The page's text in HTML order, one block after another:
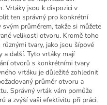
Vrtáky jsou k dispozici v
ten správný pro konkrétní
průměrem, takže si můžete
velikosti otvoru. Kromě toho
tvary, jako jsou šípové
a další. Tyto vrtáky mají
otvorů s konkrétními tvary
vrtáku je důležité zohlednit
průměr otvoru a
Správný vrták vám pomůže
a zvýší vaši efektivitu při práci.